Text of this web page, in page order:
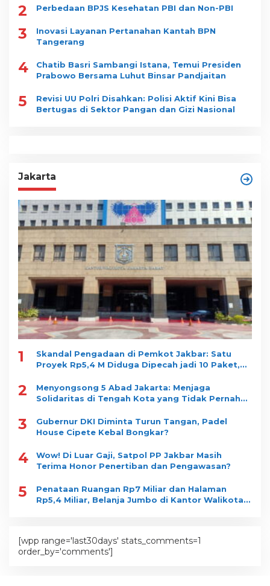
2 Perbedaan BPJS Kesehatan PBI dan Non-PBI
3
Inovasi Layanan Pertanahan Kantah BPN
Tangerang
4
Chatib Basri Sambangi Istana, Temui Presiden
Prabowo Bersama Luhut Binsar Pandjaitan
5
Revisi UU Polri Disahkan: Polisi Aktif Kini Bisa
Bertugas di Sektor Pangan dan Gizi Nasional
Jakarta
1
Skandal Pengadaan di Pemkot Jakbar: Satu
Proyek Rp5,4 M Diduga Dipecah jadi 10 Paket,
2
Menyongsong 5 Abad Jakarta: Menjaga
Solidaritas di Tengah Kota yang Tidak Pernah
3
Gubernur DKI Diminta Turun Tangan, Padel
House Cipete Kebal Bongkar?
4
Wow! Di Luar Gaji, Satpol PP Jakbar Masih
Terima Honor Penertiban dan Pengawasan?
5
Penataan Ruangan Rp7 Miliar dan Halaman
Rp5,4 Miliar, Belanja Jumbo di Kantor Walikota
[wpp range='last30days' stats_comments=1
order_by='comments']